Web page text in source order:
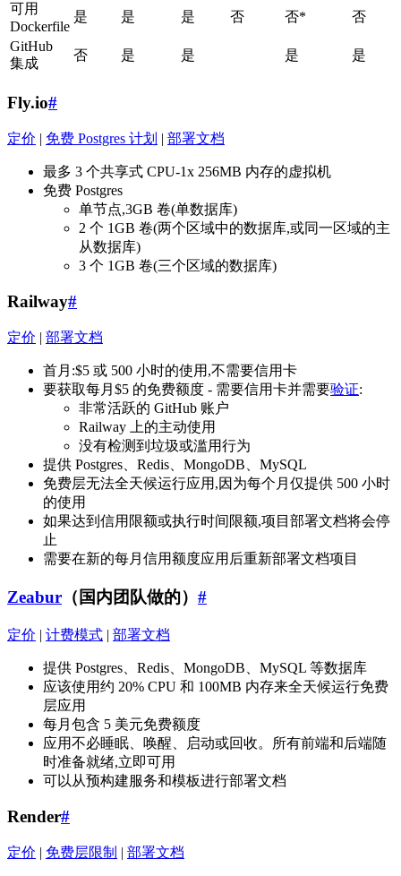
可用
Dockerfile
是 是 是 否 否*
否
GitHub
集成
否 是 是 是 是
Fly.io#
定价 | 免费 Postgres 计划 | 部署文档
最多 3 个共享式 CPU-1x 256MB 内存的虚拟机
免费 Postgres
单节点,3GB 卷(单数据库)
2 个 1GB 卷(两个区域中的数据库,或同一区域的主
从数据库)
3 个 1GB 卷(三个区域的数据库)
Railway#
定价 | 部署文档
首月:$5 或 500 小时的使用,不需要信用卡
要获取每月$5 的免费额度 - 需要信用卡并需要验证:
非常活跃的 GitHub 账户
Railway 上的主动使用
没有检测到垃圾或滥用行为
提供 Postgres、Redis、MongoDB、MySQL
免费层无法全天候运行应用,因为每个月仅提供 500 小时
的使用
如果达到信用限额或执行时间限额,项目部署文档将会停
止
需要在新的每月信用额度应用后重新部署文档项目
Zeabur （国内团队做的） #
定价 | 计费模式 | 部署文档
提供 Postgres、Redis、MongoDB、MySQL 等数据库
应该使用约 20% CPU 和 100MB 内存来全天候运行免费
层应用
每月包含 5 美元免费额度
应用不必睡眠、唤醒、启动或回收。所有前端和后端随
时准备就绪,立即可用
可以从预构建服务和模板进行部署文档
Render#
定价 | 免费层限制 | 部署文档